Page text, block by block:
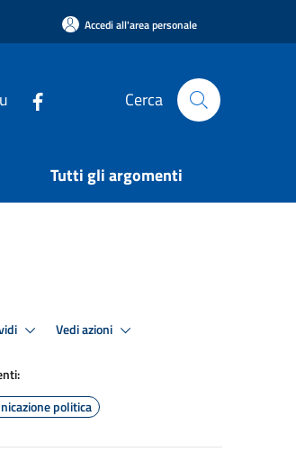
Accedi all'area personale
Cerca
Tutti gli argomenti
Vedi azioni
politica